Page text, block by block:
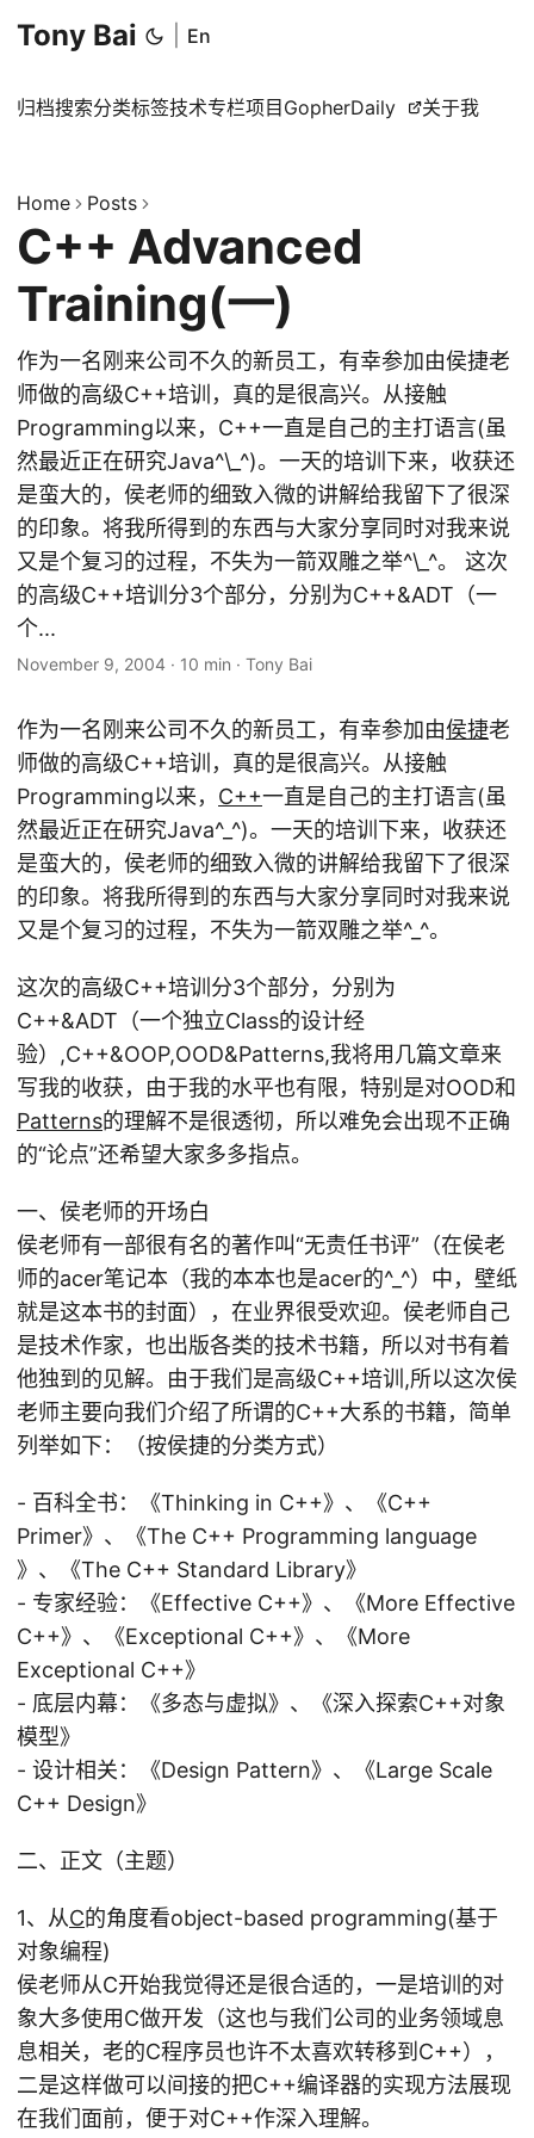
Tony Bai En
归档搜索分类标签技术专栏项目 GopherDaily 关于我
Home Posts
C++ Advanced
Training(一)
作为一名刚来公司不久的新员工，有幸参加由侯捷老
师做的高级C++培训，真的是很高兴。从接触
Programming以来，C++一直是自己的主打语言(虽
然最近正在研究Java^\_^)。一天的培训下来，收获还
是蛮大的，侯老师的细致入微的讲解给我留下了很深
的印象。将我所得到的东西与大家分享同时对我来说
又是个复习的过程，不失为一箭双雕之举^\_^。 这次
的高级C++培训分3个部分，分别为C++&ADT（一
个...
November 9, 2004 · 10 min · Tony Bai
作为一名刚来公司不久的新员工，有幸参加由侯捷老
师做的高级C++培训，真的是很高兴。从接触
Programming以来， C++一直是自己的主打语言(虽
然最近正在研究Java^_^)。一天的培训下来，收获还
是蛮大的，侯老师的细致入微的讲解给我留下了很深
的印象。将我所得到的东西与大家分享同时对我来说
又是个复习的过程，不失为一箭双雕之举^_^。
这次的高级C++培训分3个部分，分别为
C++&ADT（一个独立Class的设计经
验）,C++&OOP,OOD&Patterns,我将用几篇文章来
写我的收获，由于我的水平也有限，特别是对OOD和
Patterns的理解不是很透彻，所以难免会出现不正确
的“论点”还希望大家多多指点。
一、侯老师的开场白
侯老师有一部很有名的著作叫“无责任书评”（在侯老
师的acer笔记本（我的本本也是acer的^_^）中，壁纸
就是这本书的封面），在业界很受欢迎。侯老师自己
是技术作家，也出版各类的技术书籍，所以对书有着
他独到的见解。由于我们是高级C++培训,所以这次侯
老师主要向我们介绍了所谓的C++大系的书籍，简单
列举如下：（按侯捷的分类方式）
- 百科全书：《Thinking in C++》、《C++
Primer》、《The C++ Programming language
》、《The C++ Standard Library》
- 专家经验：《Effective C++》、《More Effective
C++》、《Exceptional C++》、《More
Exceptional C++》
- 底层内幕：《多态与虚拟》、《深入探索C++对象
模型》
- 设计相关：《Design Pattern》、《Large Scale
C++ Design》
二、正文（主题）
1、从C的角度看object-based programming(基于
对象编程)
侯老师从C开始我觉得还是很合适的，一是培训的对
象大多使用C做开发（这也与我们公司的业务领域息
息相关，老的C程序员也许不太喜欢转移到C++），
二是这样做可以间接的把C++编译器的实现方法展现
在我们面前，便于对C++作深入理解。